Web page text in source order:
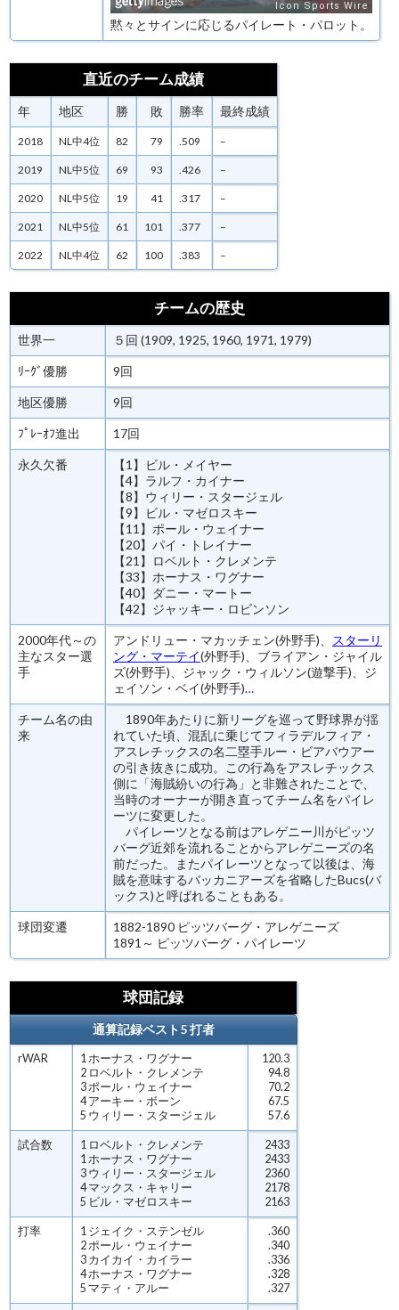
黙々とサインに応じるパイレート・パロット。
直近のチーム成績
年 地区 勝 敗 勝率 最終成績
2018 NL中4位 82 79 .509 –
2019 NL中5位 69 93 .426 –
2020 NL中5位 19 41 .317 –
2021 NL中5位 61 101 .377 –
2022 NL中4位 62 100 .383 –
チームの歴史
世界一 ５回 (1909, 1925, 1960, 1971, 1979)
ﾘｰｸﾞ優勝 9回
地区優勝 9回
ﾌﾟﾚｰｵﾌ進出 17回
永久欠番
【1】ビル・メイヤー
【4】ラルフ・カイナー
【8】ウィリー・スタージェル
【9】ビル・マゼロスキー
【11】ポール・ウェイナー
【20】パイ・トレイナー
【21】ロベルト・クレメンテ
【33】ホーナス・ワグナー
【40】ダニー・マートー
【42】ジャッキー・ロビンソン
2000年代～の
主なスター選
手
アンドリュー・マカッチェン(外野手)、
スターリ
ング・マーテイ(外野手)、ブライアン・ジャイル
ズ(外野手)、ジャック・ウィルソン(遊撃手)、ジ
ェイソン・ベイ(外野手)…
チーム名の由
来
1890年あたりに新リーグを巡って野球界が揺
れていた頃、混乱に乗じてフィラデルフィア・
アスレチックスの名二塁手ルー・ビアバウアー
の引き抜きに成功。この行為をアスレチックス
側に「海賊紛いの行為」と非難されたことで、
当時のオーナーが開き直ってチーム名をパイレ
ーツに変更した。
パイレーツとなる前はアレゲニー川がピッツ
バーグ近郊を流れることからアレゲニーズの名
前だった。またパイレーツとなって以後は、海
賊を意味するバッカニアーズを省略したBucs(バ
ックス)と呼ばれることもある。
球団変遷
1882-1890 ピッツバーグ・アレゲニーズ
1891～ ピッツバーグ・パイレーツ
球団記録
通算記録ベスト5 打者
rWAR
1 ホーナス・ワグナー
2 ロベルト・クレメンテ
3 ポール・ウェイナー
4 アーキー・ボーン
5 ウィリー・スタージェル
120.3
94.8
70.2
67.5
57.6
試合数
1 ロベルト・クレメンテ
1 ホーナス・ワグナー
3 ウィリー・スタージェル
4 マックス・キャリー
5 ビル・マゼロスキー
2433
2433
2360
2178
2163
打率
1 ジェイク・ステンゼル
2 ポール・ウェイナー
3 カイカイ・カイラー
4 ホーナス・ワグナー
5 マティ・アルー
.360
.340
.336
.328
.327